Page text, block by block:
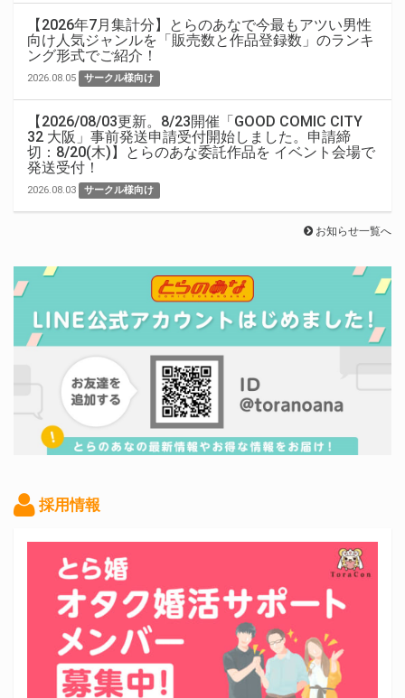
【2026年7月集計分】とらのあなで今最もアツい男性
向け人気ジャンルを「販売数と作品登録数」のランキ
ング形式でご紹介！
2026.08.05 サークル様向け
【2026/08/03更新。8/23開催「GOOD COMIC CITY
32 大阪」事前発送申請受付開始しました。申請締
切：8/20(木)】とらのあな委託作品を イベント会場で
発送受付！
2026.08.03 サークル様向け
お知らせ一覧へ
採用情報